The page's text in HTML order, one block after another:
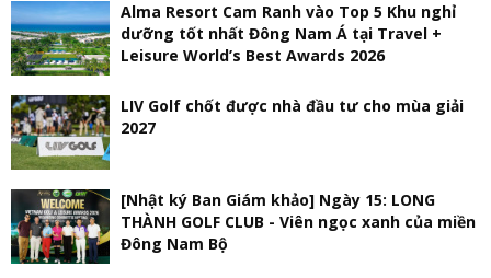
Alma Resort Cam Ranh vào Top 5 Khu nghỉ
dưỡng tốt nhất Đông Nam Á tại Travel +
Leisure World’s Best Awards 2026
LIV Golf chốt được nhà đầu tư cho mùa giải
2027
[Nhật ký Ban Giám khảo] Ngày 15: LONG
THÀNH GOLF CLUB - Viên ngọc xanh của miền
Đông Nam Bộ